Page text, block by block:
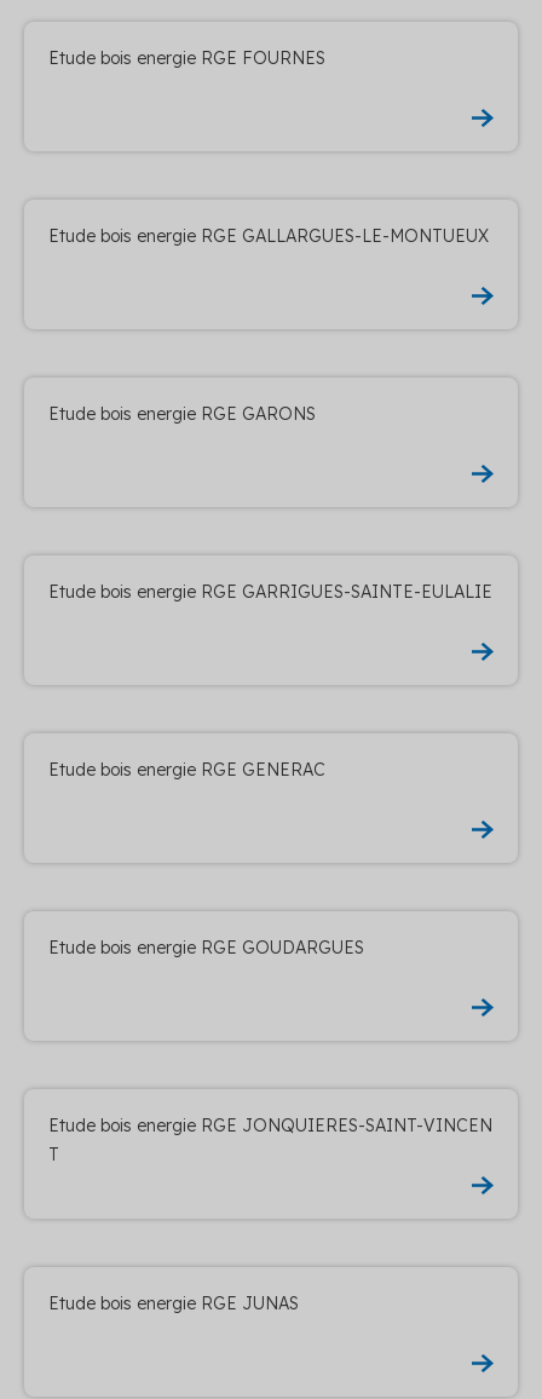
Etude bois energie RGE FOURNES
Etude bois energie RGE GALLARGUES-LE-MONTUEUX
Etude bois energie RGE GARONS
Etude bois energie RGE GARRIGUES-SAINTE-EULALIE
Etude bois energie RGE GENERAC
Etude bois energie RGE GOUDARGUES
Etude bois energie RGE JONQUIERES-SAINT-VINCEN
T
Etude bois energie RGE JUNAS